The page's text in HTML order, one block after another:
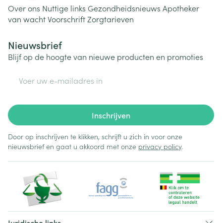
Over ons Nuttige links Gezondheidsnieuws Apotheker
van wachtVoorschriftZorgtarieven
Nieuwsbrief
Blijf op de hoogte van nieuwe producten en promoties
Inschrijven
Door op inschrijven te klikken, schrijft u zich in voor onze
nieuwsbrief en gaat u akkoord met onze privacy policy.